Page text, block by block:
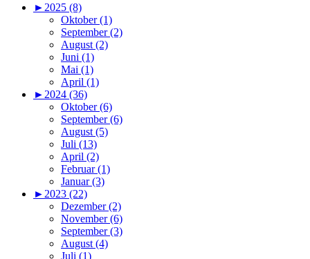
► 2025 (8)
Oktober (1)
September (2)
August (2)
Juni (1)
Mai (1)
April (1)
► 2024 (36)
Oktober (6)
September (6)
August (5)
Juli (13)
April (2)
Februar (1)
Januar (3)
► 2023 (22)
Dezember (2)
November (6)
September (3)
August (4)
Juli (1)